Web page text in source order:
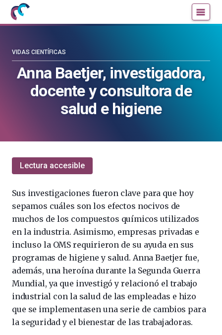
Mujeres
con
blog
Anna Baetjer, investigadora,
docente y consultora de
salud e higiene
VIDAS CIENTÍFICAS
Lectura accesible
Sus investigaciones fueron clave para que hoy
sepamos cuáles son los efectos nocivos de
muchos de los compuestos químicos utilizados
en la industria. Asimismo, empresas privadas e
incluso la OMS requirieron de su ayuda en sus
programas de higiene y salud. Anna Baetjer fue,
además, una heroína durante la Segunda Guerra
Mundial, ya que investigó y relacionó el trabajo
industrial con la salud de las empleadas e hizo
que se implementasen una serie de cambios para
la seguridad y el bienestar de las trabajadoras.